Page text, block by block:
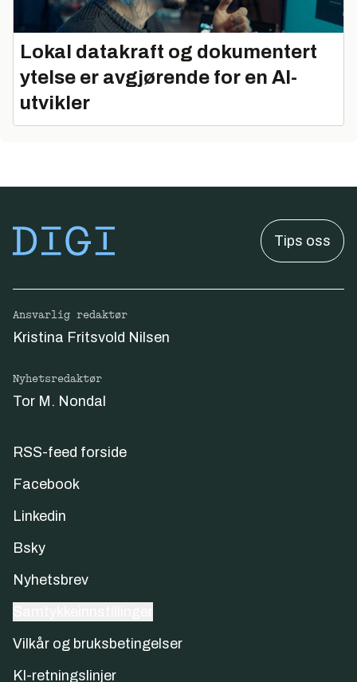
Lokal datakraft og dokumentert
ytelse er avgjørende for en AI-
utvikler
Tips oss
Ansvarlig redaktør
Kristina Fritsvold Nilsen
Nyhetsredaktør
Tor M. Nondal
RSS-feed forside
Facebook
Linkedin
Bsky
Nyhetsbrev
Vilkår og bruksbetingelser
KI-retningslinjer